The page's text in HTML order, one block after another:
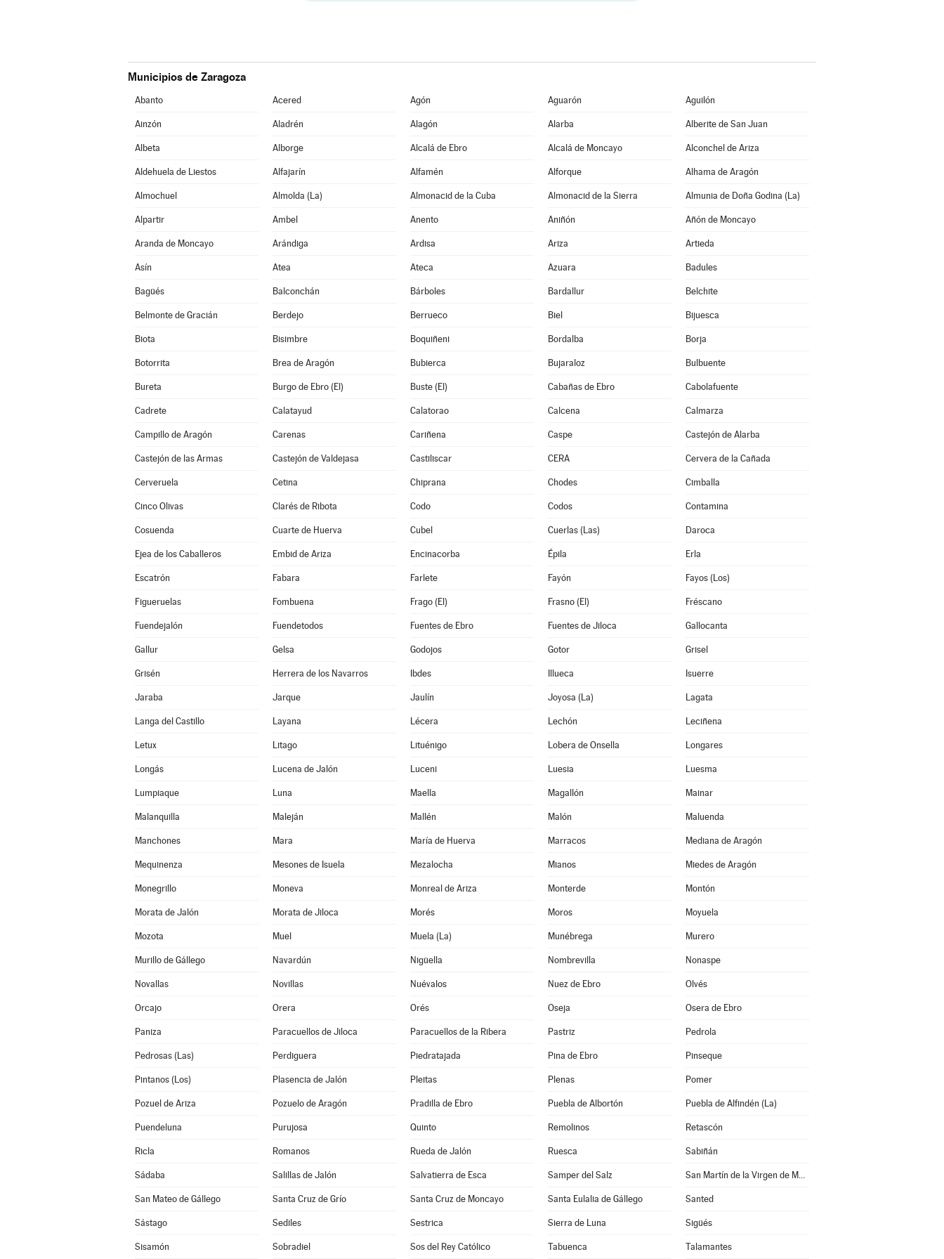
Municipios de Zaragoza
Abanto Acered Agón Aguarón Aguilón
Ainzón Aladrén Alagón Alarba Alberite de San Juan
Albeta Alborge Alcalá de Ebro Alcalá de Moncayo Alconchel de Ariza
Aldehuela de Liestos Alfajarín Alfamén Alforque Alhama de Aragón
Almochuel Almolda (La) Almonacid de la Cuba Almonacid de la Sierra Almunia de Doña Godina (La)
Alpartir Ambel Anento Aniñón Añón de Moncayo
Aranda de Moncayo Arándiga Ardisa Ariza Artieda
Asín Atea Ateca Azuara Badules
Bagüés Balconchán Bárboles Bardallur Belchite
Belmonte de Gracián Berdejo Berrueco Biel Bijuesca
Biota Bisimbre Boquiñeni Bordalba Borja
Botorrita Brea de Aragón Bubierca Bujaraloz Bulbuente
Bureta Burgo de Ebro (El) Buste (El) Cabañas de Ebro Cabolafuente
Cadrete Calatayud Calatorao Calcena Calmarza
Campillo de Aragón Carenas Cariñena Caspe Castejón de Alarba
Castejón de las Armas Castejón de Valdejasa Castiliscar CERA Cervera de la Cañada
Cerveruela Cetina Chiprana Chodes Cimballa
Cinco Olivas Clarés de Ribota Codo Codos Contamina
Cosuenda Cuarte de Huerva Cubel Cuerlas (Las) Daroca
Ejea de los Caballeros Embid de Ariza Encinacorba Épila Erla
Escatrón Fabara Farlete Fayón Fayos (Los)
Figueruelas Fombuena Frago (El) Frasno (El) Fréscano
Fuendejalón Fuendetodos Fuentes de Ebro Fuentes de Jiloca Gallocanta
Gallur Gelsa Godojos Gotor Grisel
Grisén Herrera de los Navarros Ibdes Illueca Isuerre
Jaraba Jarque Jaulín Joyosa (La) Lagata
Langa del Castillo Layana Lécera Lechón Leciñena
Letux Litago Lituénigo Lobera de Onsella Longares
Longás Lucena de Jalón Luceni Luesia Luesma
Lumpiaque Luna Maella Magallón Mainar
Malanquilla Maleján Mallén Malón Maluenda
Manchones Mara María de Huerva Marracos Mediana de Aragón
Mequinenza Mesones de Isuela Mezalocha Mianos Miedes de Aragón
Monegrillo Moneva Monreal de Ariza Monterde Montón
Morata de Jalón Morata de Jiloca Morés Moros Moyuela
Mozota Muel Muela (La) Munébrega Murero
Murillo de Gállego Navardún Nigüella Nombrevilla Nonaspe
Novallas Novillas Nuévalos Nuez de Ebro Olvés
Orcajo Orera Orés Oseja Osera de Ebro
Paniza Paracuellos de Jiloca Paracuellos de la Ribera Pastriz Pedrola
Pedrosas (Las) Perdiguera Piedratajada Pina de Ebro Pinseque
Pintanos (Los) Plasencia de Jalón Pleitas Plenas Pomer
Pozuel de Ariza Pozuelo de Aragón Pradilla de Ebro Puebla de Albortón Puebla de Alfindén (La)
Puendeluna Purujosa Quinto Remolinos Retascón
Ricla Romanos Rueda de Jalón Ruesca Sabiñán
Sádaba Salillas de Jalón Salvatierra de Esca Samper del Salz San Martín de la Virgen de Moncayo
San Mateo de Gállego Santa Cruz de Grío Santa Cruz de Moncayo Santa Eulalia de Gállego Santed
Sástago Sediles Sestrica Sierra de Luna Sigüés
Sisamón Sobradiel Sos del Rey Católico Tabuenca Talamantes